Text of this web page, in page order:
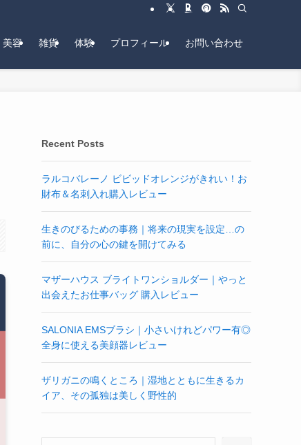
美容 雑貨 体験 プロフィール お問い合わせ
Recent Posts
ラルコバレーノ ビビッドオレンジがきれい！お
財布＆名刺入れ購入レビュー
生きのびるための事務｜将来の現実を設定…の
前に、自分の心の鍵を開けてみる
マザーハウス ブライトワンショルダー｜やっと
出会えたお仕事バッグ 購入レビュー
SALONIA EMSブラシ｜小さいけれどパワー有◎
全身に使える美顔器レビュー
ザリガニの鳴くところ｜湿地とともに生きるカ
イア、その孤独は美しく野性的